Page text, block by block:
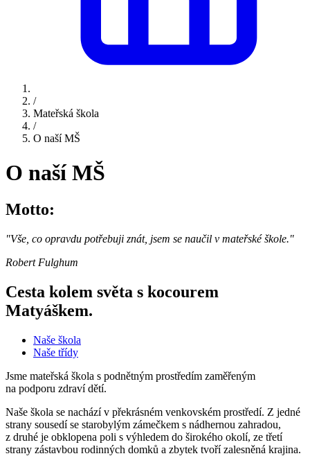
/
Mateřská škola
/
O naší MŠ
O naší MŠ
Motto:
"Vše, co opravdu potřebuji znát, jsem se naučil v mateřské škole."
Robert Fulghum
Cesta kolem světa s kocourem
Matyáškem.
Naše škola
Naše třídy
Jsme mateřská škola s podnětným prostředím zaměřeným
na podporu zdraví dětí.
Naše škola se nachází v překrásném venkovském prostředí. Z jedné
strany sousedí se starobylým zámečkem s nádhernou zahradou,
z druhé je obklopena poli s výhledem do širokého okolí, ze třetí
strany zástavbou rodinných domků a zbytek tvoří zalesněná krajina.